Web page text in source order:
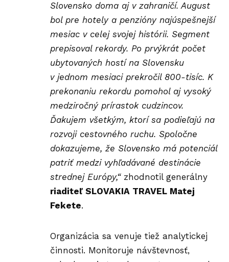
Slovensko doma aj v zahraničí. August
bol pre hotely a penzióny najúspešnejší
mesiac v celej svojej histórii. Segment
prepisoval rekordy. Po prvýkrát počet
ubytovaných hostí na Slovensku
v jednom mesiaci prekročil 800-tisíc. K
prekonaniu rekordu pomohol aj vysoký
medziročný prírastok cudzincov.
Ďakujem všetkým, ktorí sa podieľajú na
rozvoji cestovného ruchu. Spoločne
dokazujeme, že Slovensko má potenciál
patriť medzi vyhľadávané destinácie
strednej Európy,“ zhodnotil generálny
riaditeľ SLOVAKIA TRAVEL Matej
Fekete.
Organizácia sa venuje tiež analytickej
činnosti. Monitoruje návštevnosť,